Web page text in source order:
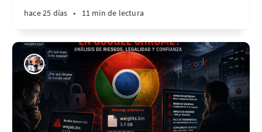
hace 25 días • 11 min de lectura